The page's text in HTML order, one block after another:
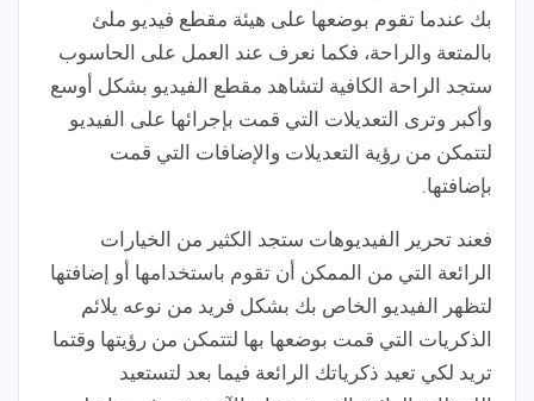
بك عندما تقوم بوضعها على هيئة مقطع فيديو ملئ
بالمتعة والراحة، فكما نعرف عند العمل على الحاسوب
ستجد الراحة الكافية لتشاهد مقطع الفيديو بشكل أوسع
وأكبر وترى التعديلات التي قمت بإجرائها على الفيديو
لتتمكن من رؤية التعديلات والإضافات التي قمت
بإضافتها.
فعند تحرير الفيديوهات ستجد الكثير من الخيارات
الرائعة التي من الممكن أن تقوم باستخدامها أو إضافتها
لتظهر الفيديو الخاص بك بشكل فريد من نوعه يلائم
الذكريات التي قمت بوضعها بها لتتمكن من رؤيتها وقتما
تريد لكي تعيد ذكرياتك الرائعة فيما بعد لتستعيد